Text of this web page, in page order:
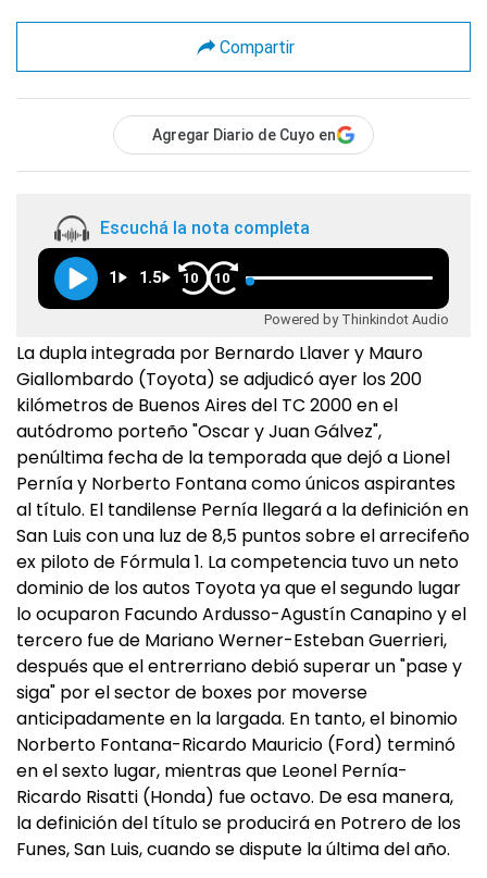
Compartir
Agregar Diario de Cuyo en
Escuchá la nota completa
1 1.5 10 10
Powered by Thinkindot Audio
La dupla integrada por Bernardo Llaver y Mauro
Giallombardo (Toyota) se adjudicó ayer los 200
kilómetros de Buenos Aires del TC 2000 en el
autódromo porteño "Oscar y Juan Gálvez",
penúltima fecha de la temporada que dejó a Lionel
Pernía y Norberto Fontana como únicos aspirantes
al título. El tandilense Pernía llegará a la definición en
San Luis con una luz de 8,5 puntos sobre el arrecifeño
ex piloto de Fórmula 1. La competencia tuvo un neto
dominio de los autos Toyota ya que el segundo lugar
lo ocuparon Facundo Ardusso-Agustín Canapino y el
tercero fue de Mariano Werner-Esteban Guerrieri,
después que el entrerriano debió superar un "pase y
siga" por el sector de boxes por moverse
anticipadamente en la largada. En tanto, el binomio
Norberto Fontana-Ricardo Mauricio (Ford) terminó
en el sexto lugar, mientras que Leonel Pernía-
Ricardo Risatti (Honda) fue octavo. De esa manera,
la definición del título se producirá en Potrero de los
Funes, San Luis, cuando se dispute la última del año.